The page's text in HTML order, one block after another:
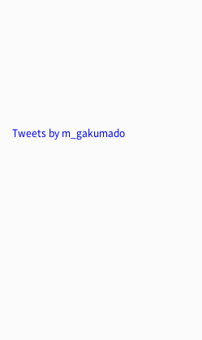
Tweets by m_gakumado